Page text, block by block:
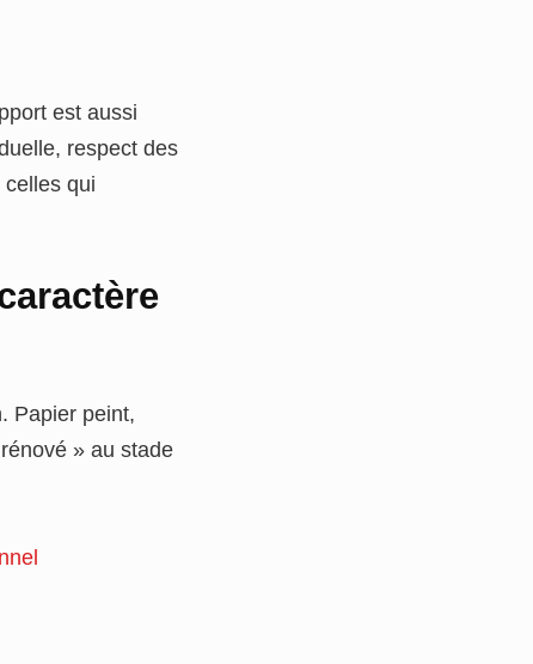
est aussi
respect des
qui
Papier peint,
» au stade